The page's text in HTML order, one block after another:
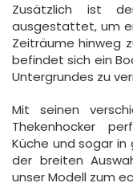
Zusätzlich ist
ausgestattet, um
Zeiträume hinweg
befindet sich ein
Untergrundes zu
Mit seinen
Thekenhocker
Küche und sogar in
der breiten
unser Modell zum